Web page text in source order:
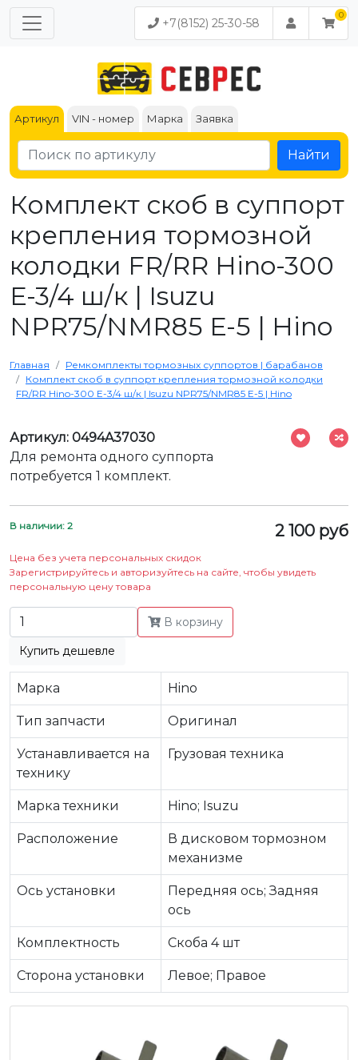
+7(8152) 25-30-58
Артикул VIN - номер Марка Заявка
Найти
Комплект скоб в суппорт
крепления тормозной
колодки FR/RR Hino-300
Е-3/4 ш/к | Isuzu
NPR75/NMR85 Е-5 | Hino
Главная
Ремкомплекты тормозных суппортов | барабанов
Комплект скоб в суппорт крепления тормозной колодки
FR/RR Hino-300 Е-3/4 ш/к | Isuzu NPR75/NMR85 Е-5 | Hino
Артикул: 0494A37030
Для ремонта одного суппорта
потребуется 1 комплект.
В наличии: 2 2 100 руб
Цена без учета персональных скидок
Зарегистрируйтесь и авторизуйтесь на сайте, чтобы увидеть
персональную цену товара
В корзину
Купить дешевле
Марка Hino
Тип запчасти Оригинал
Устанавливается на
технику
Грузовая техника
Марка техники Hino; Isuzu
Расположение
В дисковом тормозном
механизме
Ось установки
Передняя ось; Задняя
ось
Комплектность Скоба 4 шт
Сторона установки Левое; Правое